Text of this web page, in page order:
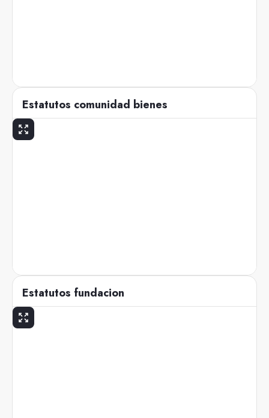
Estatutos comunidad bienes
Estatutos fundacion